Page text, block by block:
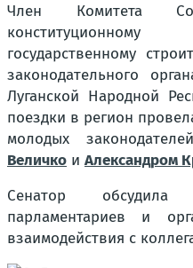
Член Комитета
государственному
законодательного
Луганской Народной
поездки в регион
молодых
Величко и Александром
Сенатор обсудила
парламентариев и
взаимодействия с